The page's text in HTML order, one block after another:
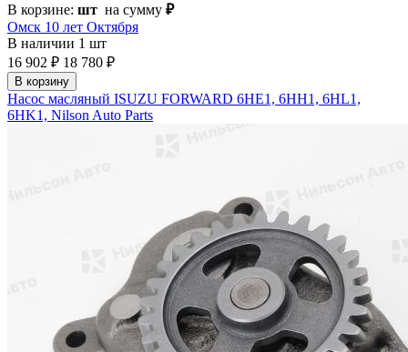
В корзине: шт на сумму ₽
Омск 10 лет Октября
В наличии 1 шт
16 902 ₽ 18 780 ₽
В корзину
Насос масляный ISUZU FORWARD 6HE1, 6HH1, 6HL1,
6HK1, Nilson Auto Parts